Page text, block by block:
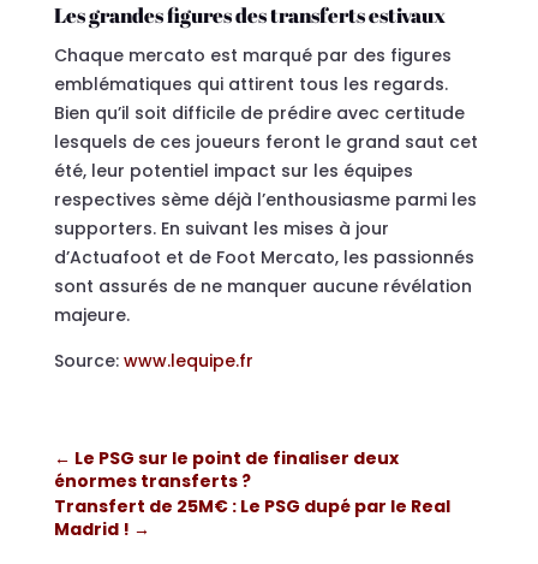
Les grandes figures des transferts estivaux
Chaque mercato est marqué par des figures
emblématiques qui attirent tous les regards.
Bien qu’il soit difficile de prédire avec certitude
lesquels de ces joueurs feront le grand saut cet
été, leur potentiel impact sur les équipes
respectives sème déjà l’enthousiasme parmi les
supporters. En suivant les mises à jour
d’Actuafoot et de Foot Mercato, les passionnés
sont assurés de ne manquer aucune révélation
majeure.
Source: www.lequipe.fr
← Le PSG sur le point de finaliser deux
énormes transferts ?
Transfert de 25M€ : Le PSG dupé par le Real
Madrid ! →